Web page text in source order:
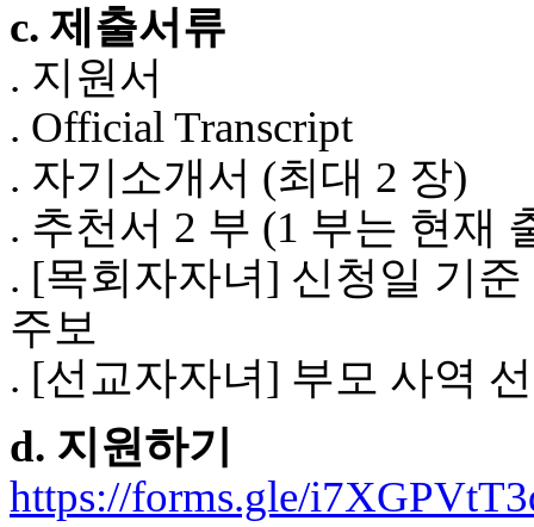
기
아
터
토
미
진
후
기
프
약
국
미
국
c. 제출서류
. 지원서
. Official Transcript
. 자기소개서 (최대 2 장)
. 추천서 2 부 (1 부는 현재
. [목회자자녀] 신청일 기
주보
. [선교자자녀] 부모 사역
d. 지원하기
https://forms.gle/